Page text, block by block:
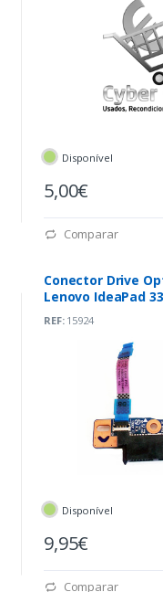
Disponível
5,00€
Comparar
Conector Drive
Lenovo IdeaPad
(45531A12101)
REF:15924
Disponível
9,95€
Comparar